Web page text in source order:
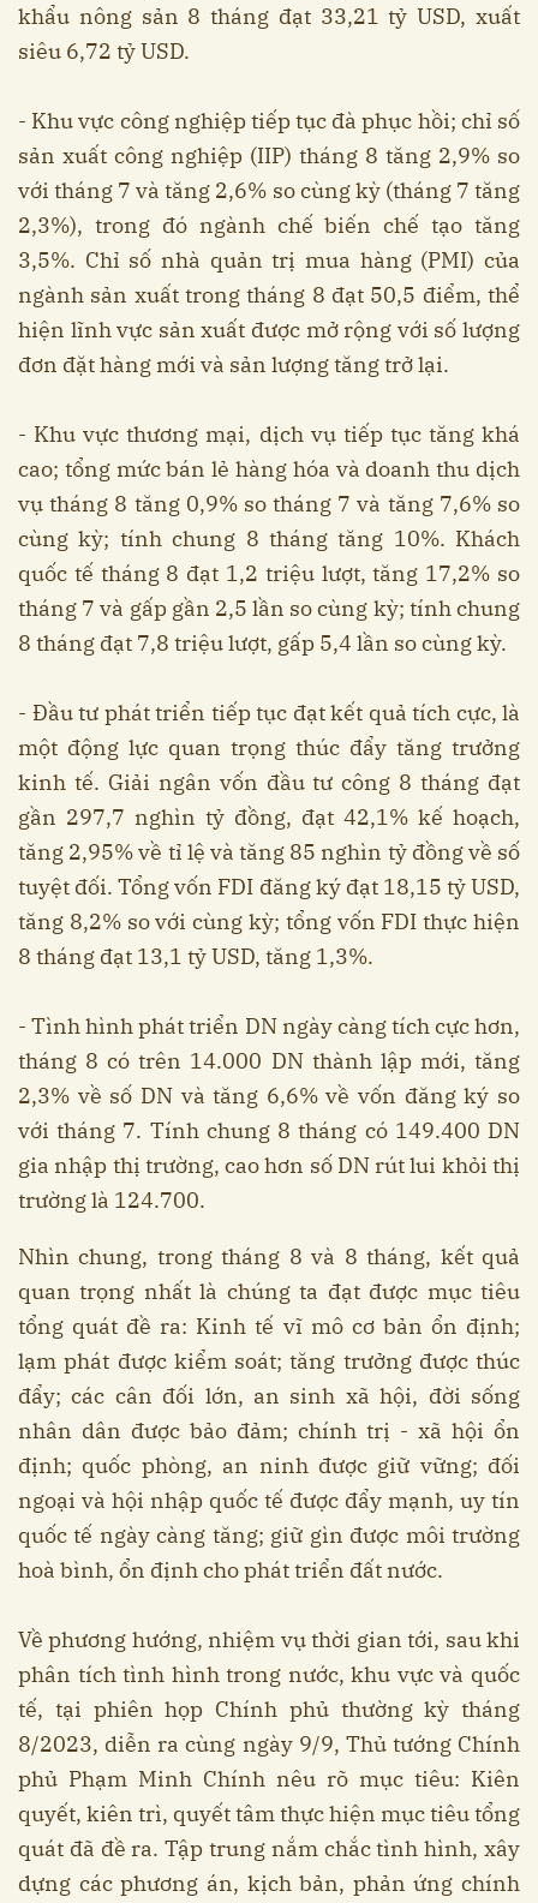
khẩu nông sản 8 tháng đạt 33,21 tỷ USD, xuất
siêu 6,72 tỷ USD.
- Khu vực công nghiệp tiếp tục đà phục hồi; chỉ số
sản xuất công nghiệp (IIP) tháng 8 tăng 2,9% so
với tháng 7 và tăng 2,6% so cùng kỳ (tháng 7 tăng
2,3%), trong đó ngành chế biến chế tạo tăng
3,5%. Chỉ số nhà quản trị mua hàng (PMI) của
ngành sản xuất trong tháng 8 đạt 50,5 điểm, thể
hiện lĩnh vực sản xuất được mở rộng với số lượng
đơn đặt hàng mới và sản lượng tăng trở lại.
- Khu vực thương mại, dịch vụ tiếp tục tăng khá
cao; tổng mức bán lẻ hàng hóa và doanh thu dịch
vụ tháng 8 tăng 0,9% so tháng 7 và tăng 7,6% so
cùng kỳ; tính chung 8 tháng tăng 10%. Khách
quốc tế tháng 8 đạt 1,2 triệu lượt, tăng 17,2% so
tháng 7 và gấp gần 2,5 lần so cùng kỳ; tính chung
8 tháng đạt 7,8 triệu lượt, gấp 5,4 lần so cùng kỳ.
- Đầu tư phát triển tiếp tục đạt kết quả tích cực, là
một động lực quan trọng thúc đẩy tăng trưởng
kinh tế. Giải ngân vốn đầu tư công 8 tháng đạt
gần 297,7 nghìn tỷ đồng, đạt 42,1% kế hoạch,
tăng 2,95% về tỉ lệ và tăng 85 nghìn tỷ đồng về số
tuyệt đối. Tổng vốn FDI đăng ký đạt 18,15 tỷ USD,
tăng 8,2% so với cùng kỳ; tổng vốn FDI thực hiện
8 tháng đạt 13,1 tỷ USD, tăng 1,3%.
- Tình hình phát triển DN ngày càng tích cực hơn,
tháng 8 có trên 14.000 DN thành lập mới, tăng
2,3% về số DN và tăng 6,6% về vốn đăng ký so
với tháng 7. Tính chung 8 tháng có 149.400 DN
gia nhập thị trường, cao hơn số DN rút lui khỏi thị
trường là 124.700.
Nhìn chung, trong tháng 8 và 8 tháng, kết quả
quan trọng nhất là chúng ta đạt được mục tiêu
tổng quát đề ra: Kinh tế vĩ mô cơ bản ổn định;
lạm phát được kiểm soát; tăng trưởng được thúc
đẩy; các cân đối lớn, an sinh xã hội, đời sống
nhân dân được bảo đảm; chính trị - xã hội ổn
định; quốc phòng, an ninh được giữ vững; đối
ngoại và hội nhập quốc tế được đẩy mạnh, uy tín
quốc tế ngày càng tăng; giữ gìn được môi trường
hoà bình, ổn định cho phát triển đất nước.
Về phương hướng, nhiệm vụ thời gian tới, sau khi
phân tích tình hình trong nước, khu vực và quốc
tế, tại phiên họp Chính phủ thường kỳ tháng
8/2023, diễn ra cùng ngày 9/9, Thủ tướng Chính
phủ Phạm Minh Chính nêu rõ mục tiêu: Kiên
quyết, kiên trì, quyết tâm thực hiện mục tiêu tổng
quát đã đề ra. Tập trung nắm chắc tình hình, xây
dựng các phương án, kịch bản, phản ứng chính